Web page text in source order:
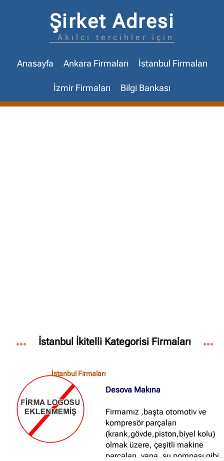
Şirket Adresi
Akılcı tercihler için
Anasayfa Ankara Firmaları İstanbul Firmaları
İzmir Firmaları Bilgi Bankası
İstanbul İkitelli Kategorisi Firmaları
İstanbul Firmaları
Desova Makına
Firmamız ,başta otomotiv ve
kompresör parçaları
(krank,gövde,piston,biyel kolu)
olmak üzere, çeşitli makine
parçaları, vana, su pompası gibi
İçerik grupları
İzmir Firmaları